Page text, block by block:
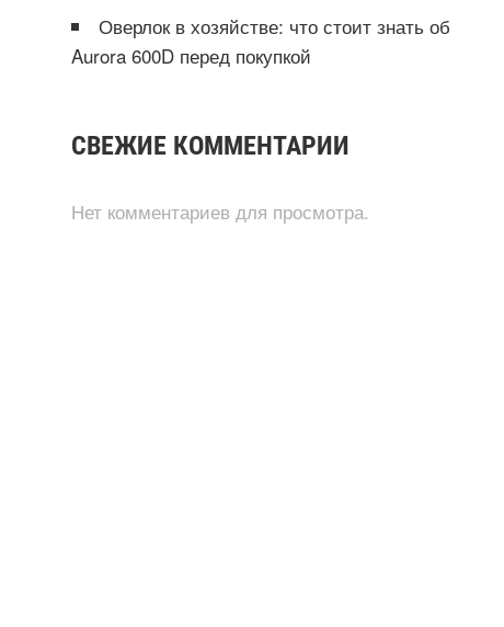
Оверлок в хозяйстве: что стоит знать об
Aurora 600D перед покупкой
СВЕЖИЕ КОММЕНТАРИИ
Нет комментариев для просмотра.